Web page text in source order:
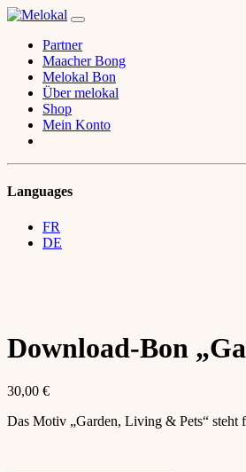
Partner
Maacher Bong
Melokal Bon
Über melokal
Shop
Mein Konto
Languages
FR
DE
Download-Bon
30,00 €
Das Motiv „Garden, Living & Pets“ steht